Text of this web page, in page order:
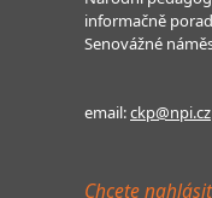
informačně
Senovážné
email:ckp@npi.cz
Chcete